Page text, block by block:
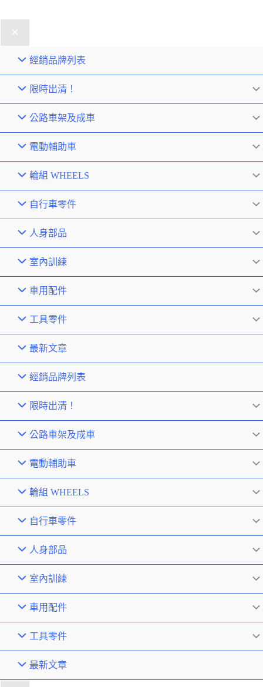
經銷品牌列表
限時出清！
公路車架及成車
電動輔助車
輪組 WHEELS
自行車零件
人身部品
室內訓練
車用配件
工具零件
最新文章
經銷品牌列表
限時出清！
公路車架及成車
電動輔助車
輪組 WHEELS
自行車零件
人身部品
室內訓練
車用配件
工具零件
最新文章